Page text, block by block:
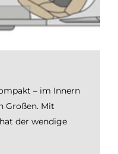
– im Innern
Großen. Mit
der wendige